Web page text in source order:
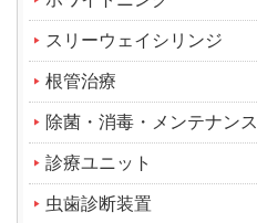
スリーウェイシリンジ
根管治療
除菌・消毒・メンテナンス
診療ユニット
虫歯診断装置